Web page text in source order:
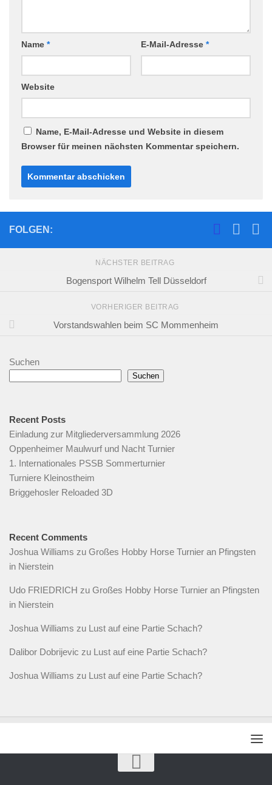
Name * E-Mail-Adresse *
Website
Name, E-Mail-Adresse und Website in diesem
Browser für meinen nächsten Kommentar speichern.
FOLGEN:
NÄCHSTER BEITRAG
Bogensport Wilhelm Tell Düsseldorf
VORHERIGER BEITRAG
Vorstandswahlen beim SC Mommenheim
Suchen
Suchen
Recent Posts
Einladung zur Mitgliederversammlung 2026
Oppenheimer Maulwurf und Nacht Turnier
1. Internationales PSSB Sommerturnier
Turniere Kleinostheim
Briggehosler Reloaded 3D
Recent Comments
Joshua Williams zu Großes Hobby Horse Turnier an Pfingsten
in Nierstein
Udo FRIEDRICH zu Großes Hobby Horse Turnier an Pfingsten
in Nierstein
Joshua Williams zu Lust auf eine Partie Schach?
Dalibor Dobrijevic zu Lust auf eine Partie Schach?
Joshua Williams zu Lust auf eine Partie Schach?